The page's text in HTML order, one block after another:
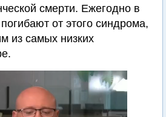
смерти. Ежегодно в
от этого синдрома,
из самых низких